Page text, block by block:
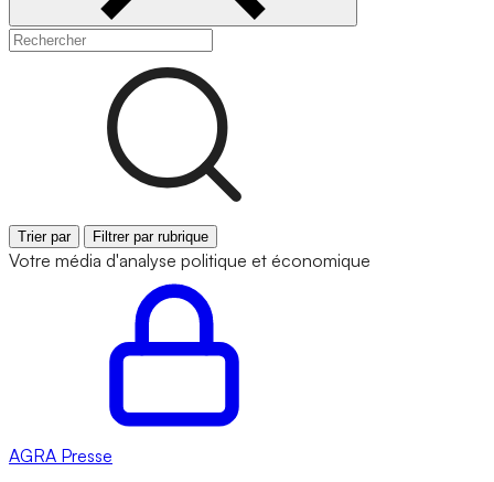
Trier par Filtrer par rubrique
Votre média d'analyse politique et économique
AGRA Presse